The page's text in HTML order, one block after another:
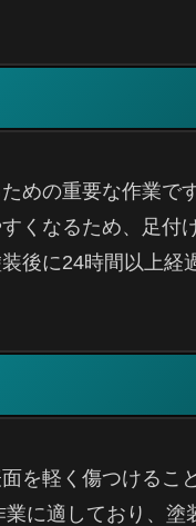
めの重要な作業で
くなるため、足付
後に24時間以上経
を軽く傷つけるこ
に適しており、塗